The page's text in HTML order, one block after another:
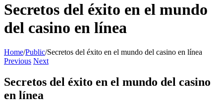
Secretos del éxito en el mundo
del casino en línea
Home/Public/Secretos del éxito en el mundo del casino en línea
Previous Next
Secretos del éxito en el mundo del casino
en línea